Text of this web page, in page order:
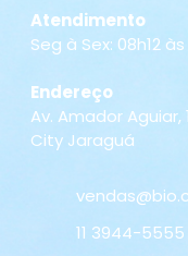
Atendimento
Seg à Sex: 08h12 às
Endereço
Av. Amador Aguiar,
City Jaraguá
11 3944-5555